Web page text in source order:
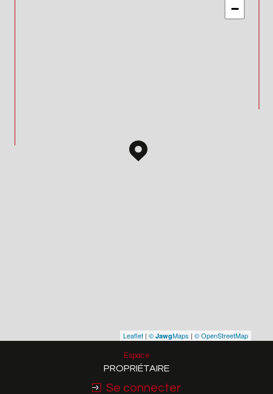
−
Leaflet | © JawgMaps | © OpenStreetMap
Espace
PROPRIÉTAIRE
Se connecter